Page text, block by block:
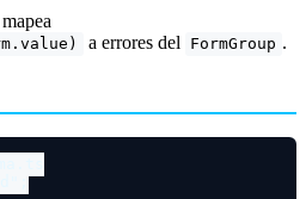
a errores del FormGroup .